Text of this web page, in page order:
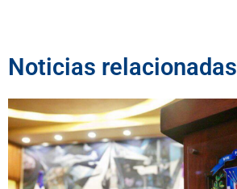
Noticias relacionadas